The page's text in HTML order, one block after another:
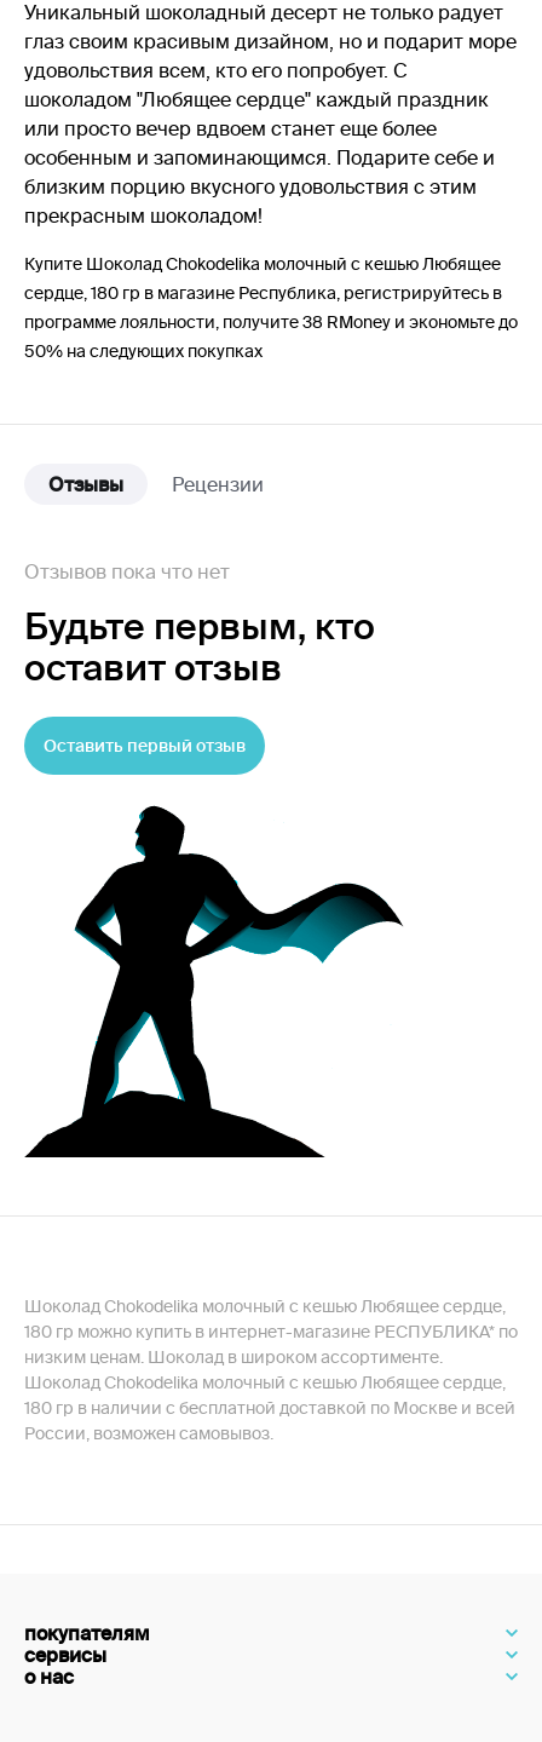
Уникальный шоколадный десерт не только радует
глаз своим красивым дизайном, но и подарит море
удовольствия всем, кто его попробует. С
шоколадом "Любящее сердце" каждый праздник
или просто вечер вдвоем станет еще более
особенным и запоминающимся. Подарите себе и
близким порцию вкусного удовольствия с этим
прекрасным шоколадом!
Купите Шоколад Chokodelika молочный с кешью Любящее
сердце, 180 гр в магазине Республика, регистрируйтесь в
программе лояльности, получите 38 RMoney и экономьте до
50% на следующих покупках
Отзывы Рецензии
Отзывов пока что нет
Будьте первым, кто
оставит отзыв
Оставить первый отзыв
Шоколад Chokodelika молочный с кешью Любящее сердце,
180 гр можно купить в интернет-магазине РЕСПУБЛИКА* по
низким ценам. Шоколад в широком ассортименте.
Шоколад Chokodelika молочный с кешью Любящее сердце,
180 гр в наличии с бесплатной доставкой по Москве и всей
России, возможен самовывоз.
покупателям
сервисы
о нас